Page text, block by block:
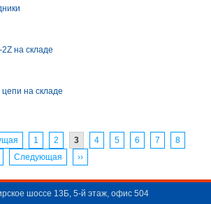
на складе
на складе
1 2 3 4 5 6 7
8
Следующая ››
шоссе 13Б, 5-й этаж, офис 504